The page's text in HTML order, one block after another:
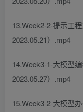
13.Week2-2-提示工
2023.05.21）.mp4
14.Week3-1-大模型
2023.05.27）.mp4
15.Week3-2-大模型